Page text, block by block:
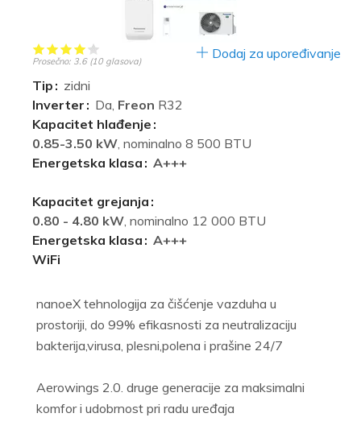
Prosečno: 3.6 (10glasova)
Tip
zidni
Inverter
Da, Freon R32
Kapacitet hlađenje
0.85-3.50 kW, nominalno 8 500 BTU
Energetska klasa
A+++
Kapacitet grejanja
0.80 - 4.80 kW, nominalno 12 000 BTU
Energetska klasa
A+++
WiFi
Dodaj za upoređivanje
nanoeX tehnologija za čišćenje vazduha u
prostoriji, do 99% efikasnosti za neutralizaciju
bakterija,virusa, plesni,polena i prašine 24/7
Aerowings 2.0. druge generacije za maksimalni
komfor i udobrnost pri radu uređaja